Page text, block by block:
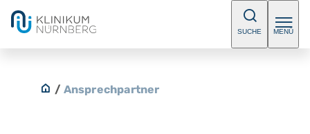
SUCHE MENÜ
/ Ansprechpartner